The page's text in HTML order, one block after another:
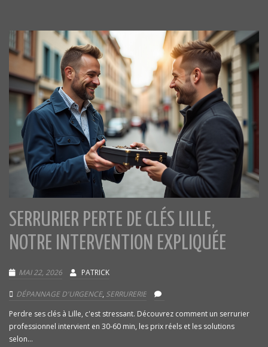
SERRURIER PERTE DE CLÉS LILLE,
NOTRE INTERVENTION EXPLIQUÉE
MAI 22, 2026 PATRICK
DÉPANNAGE D'URGENCE, SERRURERIE
Perdre ses clés à Lille, c'est stressant. Découvrez comment un serrurier
professionnel intervient en 30-60 min, les prix réels et les solutions
selon...